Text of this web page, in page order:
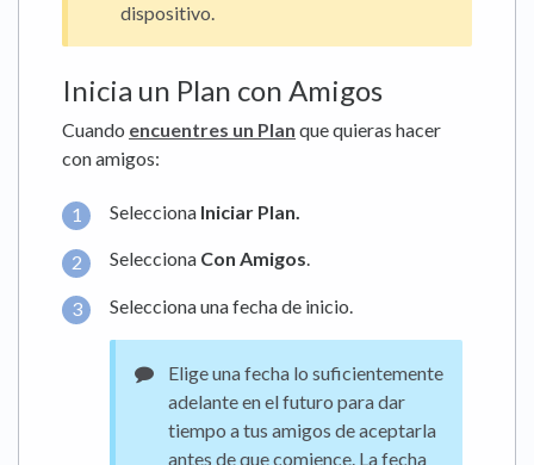
dispositivo.
Inicia un Plan con Amigos
Cuando encuentres un Plan que quieras hacer
con amigos:
Selecciona Iniciar Plan.
Selecciona Con Amigos.
Selecciona una fecha de inicio.
Elige una fecha lo suficientemente
adelante en el futuro para dar
tiempo a tus amigos de aceptarla
antes de que comience. La fecha